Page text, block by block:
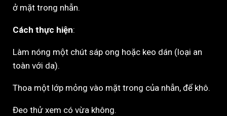
ở mặt trong nhẫn.
Cách thực hiện:
Làm nóng một chút sáp ong hoặc keo dán (loại an
toàn với da).
Thoa một lớp mỏng vào mặt trong của nhẫn, để khô.
Đeo thử xem có vừa không.